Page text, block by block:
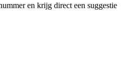
en krijg direct een suggestie